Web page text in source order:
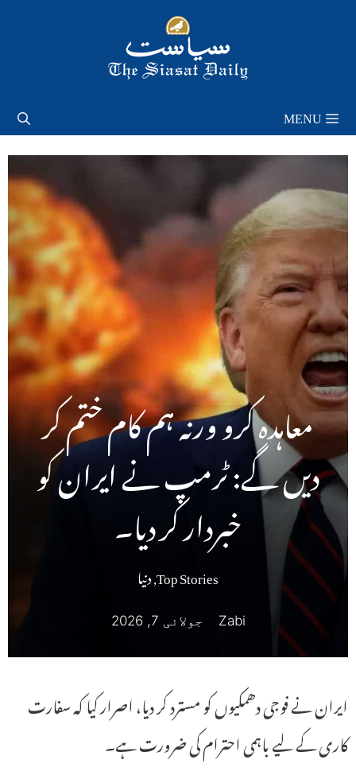
MENU
معاہدہ کرو ورنہ ہم کام ختم کر
دیں گے: ٹرمپ نے ایران کو
خبردار کر دیا۔
Top Stories
,دنیا
Zabi جولائی 7, 2026
ایران نے فوجی دھمکیوں کو مسترد کر دیا، اصرار کیا کہ سفارت
کاری کے لیے باہمی احترام کی ضرورت ہے۔